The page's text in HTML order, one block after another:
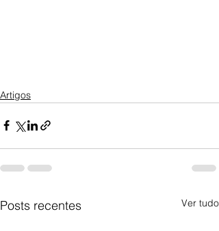
Artigos
Posts recentes Ver tudo